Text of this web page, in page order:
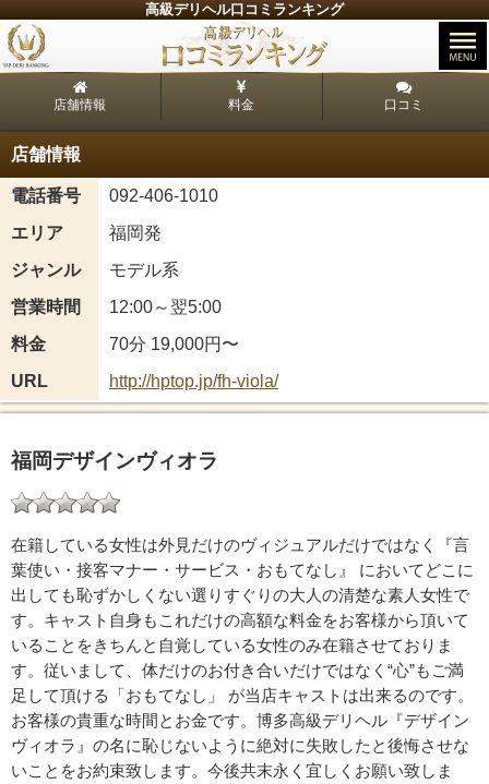
高級デリヘル口コミランキング
店舗情報 料金 口コミ
店舗情報
電話番号
092-406-1010
エリア
福岡発
ジャンル
モデル系
営業時間
12:00～翌5:00
料金
70分 19,000円〜
URL
http://hptop.jp/fh-viola/
福岡デザインヴィオラ
在籍している女性は外見だけのヴィジュアルだけではなく『言
葉使い・接客マナー・サービス・おもてなし』 においてどこに
出しても恥ずかしくない選りすぐりの大人の清楚な素人女性で
す。キャスト自身もこれだけの高額な料金をお客様から頂いて
いることをきちんと自覚している女性のみ在籍させておりま
す。従いまして、体だけのお付き合いだけではなく“心”もご満
足して頂ける「おもてなし」 が当店キャストは出来るのです。
お客様の貴重な時間とお金です。博多高級デリヘル『デザイン
ヴィオラ』の名に恥じないように絶対に失敗したと後悔させな
いことをお約束致します。今後共末永く宜しくお願い致しま